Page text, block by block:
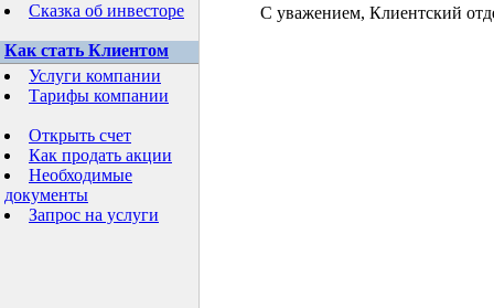
Сказка об инвесторе
Как стать Клиентом
Услуги компании
Тарифы компании
Открыть счет
Как продать акции
Необходимые
документы
Запрос на услуги
С уважением, Клиентский